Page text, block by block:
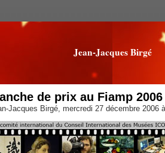
Jean-Jacques Birgé
de prix au Fiamp 2006
Jacques Birgé, mercredi 27 décembre 2006